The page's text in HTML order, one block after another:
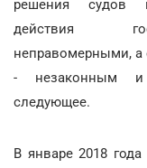
решения судов
действия
неправомерными, а
- незаконным и
следующее.
В январе 2018